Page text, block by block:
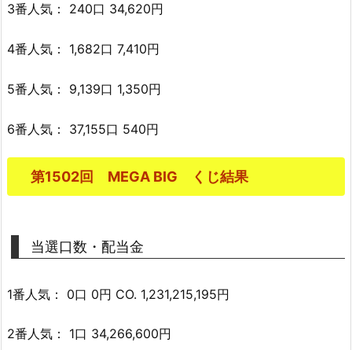
3番人気： 240口 34,620円
4番人気： 1,682口 7,410円
5番人気： 9,139口 1,350円
6番人気： 37,155口 540円
第1502回 MEGA BIG くじ結果
当選口数・配当金
1番人気： 0口 0円 CO. 1,231,215,195円
2番人気： 1口 34,266,600円